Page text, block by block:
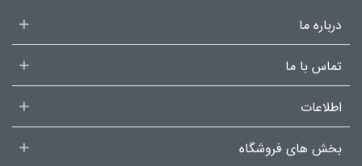
درباره ما
تماس با ما
اطلاعات
بخش های فروشگاه